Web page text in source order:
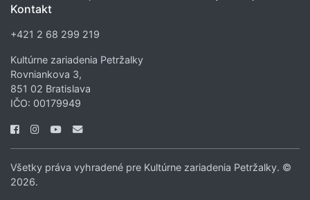
Kontakt
+421 2 68 299 219
Kultúrne zariadenia Petržalky
Rovniankova 3,
851 02 Bratislava
IČO: 00179949
Všetky práva vyhradené pre Kultúrne zariadenia Petržalky. ©
2026.